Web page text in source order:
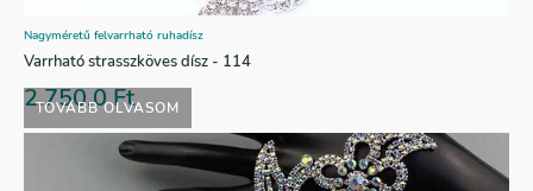
TOVÁBB OLVASOM
Nagyméretű felvarrható ruhadísz
Varrható strasszköves dísz - 114
2.750,0Ft